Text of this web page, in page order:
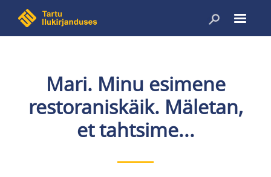
edasi
Mari. Minu esimene
restoraniskäik. Mäletan,
et tahtsime...